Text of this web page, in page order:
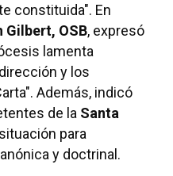
constituida". En
Gilbert, OSB, expresó
lamenta
y los
Además, indicó
de la Santa
para
y doctrinal.